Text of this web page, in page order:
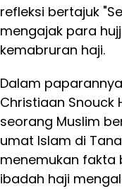
refleksi bertajuk
mengajak para
kemabruran haji.
Dalam
Christiaan Snouck
seorang Muslim
umat Islam di
menemukan fakta
ibadah haji